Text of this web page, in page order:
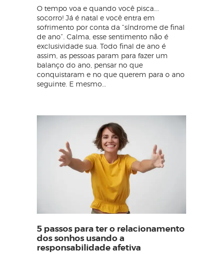
O tempo voa e quando você pisca….
socorro! Já é natal e você entra em
sofrimento por conta da “síndrome de final
de ano”. Calma, esse sentimento não é
exclusividade sua. Todo final de ano é
assim, as pessoas param para fazer um
balanço do ano, pensar no que
conquistaram e no que querem para o ano
seguinte. E mesmo…
5 passos para ter o relacionamento
dos sonhos usando a
responsabilidade afetiva